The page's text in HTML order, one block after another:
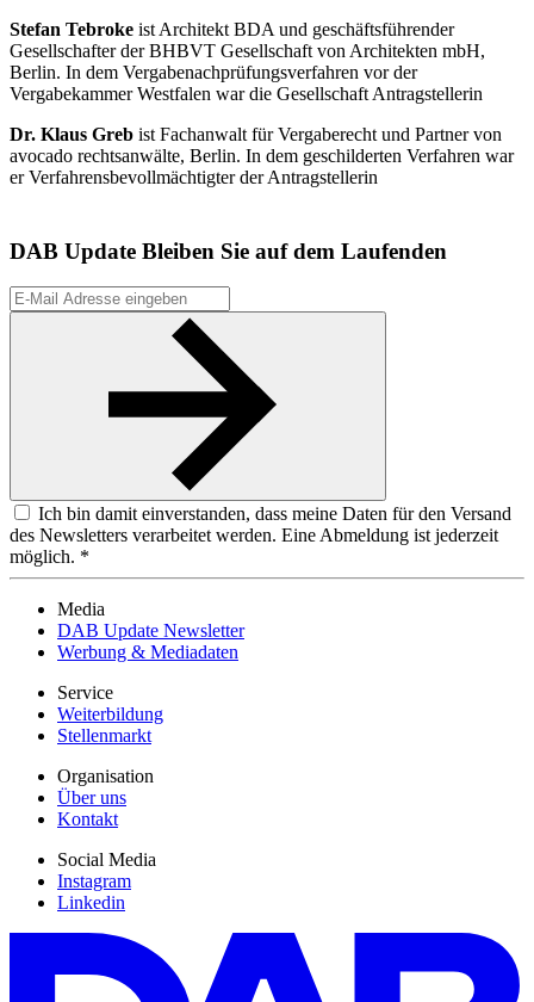
Stefan Tebroke ist Architekt BDA und geschäftsführender
Gesellschafter der BHBVT Gesellschaft von Architekten mbH,
Berlin. In dem Vergabenachprüfungsverfahren vor der
Vergabekammer Westfalen war die Gesellschaft Antragstellerin
Dr. Klaus Greb ist Fachanwalt für Vergaberecht und Partner von
avocado rechtsanwälte, Berlin. In dem geschilderten Verfahren war
er Verfahrensbevollmächtigter der Antragstellerin
DAB Update Bleiben Sie auf dem Laufenden
Ich bin damit einverstanden, dass meine Daten für den Versand
des Newsletters verarbeitet werden. Eine Abmeldung ist jederzeit
möglich. *
Media
DAB Update Newsletter
Werbung & Mediadaten
Service
Weiterbildung
Stellenmarkt
Organisation
Über uns
Kontakt
Social Media
Instagram
Linkedin